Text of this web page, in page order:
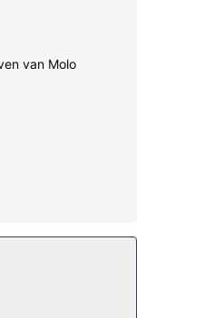
van Molo
in een